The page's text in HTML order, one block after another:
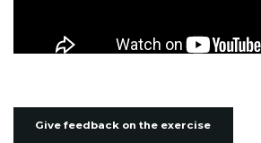
Give feedback on the exercise